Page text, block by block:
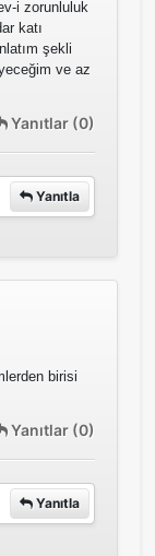
i zorunluluk
katı
şekli
ve az
Yanıtlar (0)
Yanıtla
birisi
Yanıtlar (0)
Yanıtla